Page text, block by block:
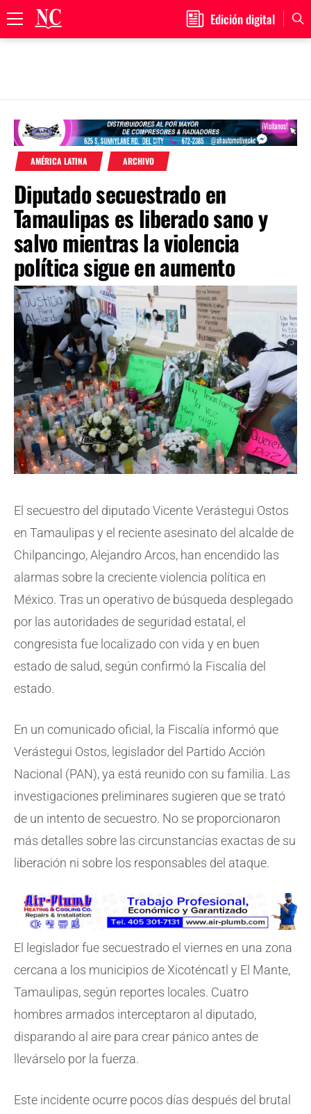
content
Edición digital
AMÉRICA LATINA ARCHIVO
Diputado secuestrado en
Tamaulipas es liberado sano y
salvo mientras la violencia
política sigue en aumento
El secuestro del diputado Vicente Verástegui Ostos
en Tamaulipas y el reciente asesinato del alcalde de
Chilpancingo, Alejandro Arcos, han encendido las
alarmas sobre la creciente violencia política en
México. Tras un operativo de búsqueda desplegado
por las autoridades de seguridad estatal, el
congresista fue localizado con vida y en buen
estado de salud, según confirmó la Fiscalía del
estado.
En un comunicado oficial, la Fiscalía informó que
Verástegui Ostos, legislador del Partido Acción
Nacional (PAN), ya está reunido con su familia. Las
investigaciones preliminares sugieren que se trató
de un intento de secuestro. No se proporcionaron
más detalles sobre las circunstancias exactas de su
liberación ni sobre los responsables del ataque.
El legislador fue secuestrado el viernes en una zona
cercana a los municipios de Xicoténcatl y El Mante,
Tamaulipas, según reportes locales. Cuatro
hombres armados interceptaron al diputado,
disparando al aire para crear pánico antes de
llevárselo por la fuerza.
Este incidente ocurre pocos días después del brutal